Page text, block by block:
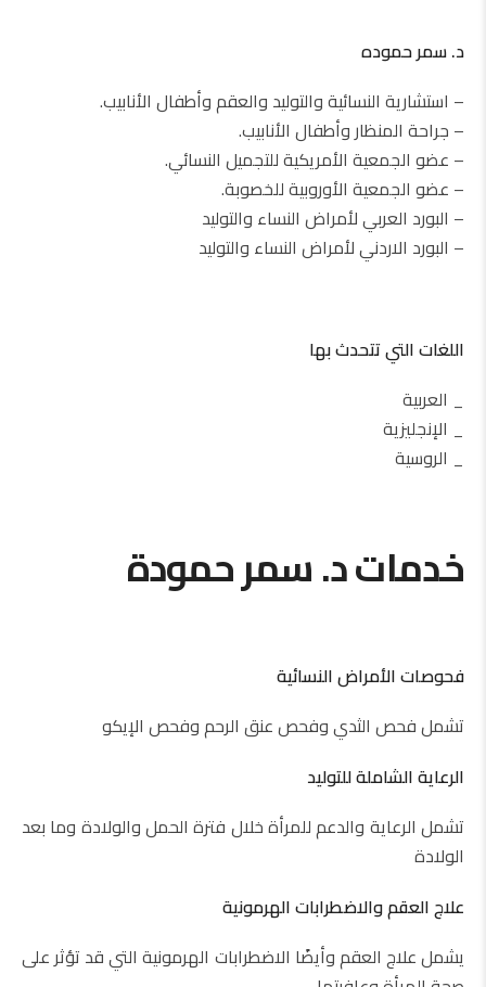
د. سمر حموده
– استشارية النسائية والتوليد والعقم وأطفال الأنابيب.
– جراحة المنظار وأطفال الأنابيب.
– عضو الجمعية الأمريكية للتجميل النسائي.
– عضو الجمعية الأوروبية للخصوبة.
– البورد العربي لأمراض النساء والتوليد
– البورد الاردني لأمراض النساء والتوليد
اللغات التي تتحدث بها
_ العربية
_ الإنجليزية
_ الروسية
خدمات د. سمر حمودة
فحوصات الأمراض النسائية
تشمل فحص الثدي وفحص عنق الرحم وفحص الإيكو
الرعاية الشاملة للتوليد
تشمل الرعاية والدعم للمرأة خلال فترة الحمل والولادة وما بعد
الولادة
علاج العقم والاضطرابات الهرمونية
يشمل علاج العقم وأيضًا الاضطرابات الهرمونية التي قد تؤثر على